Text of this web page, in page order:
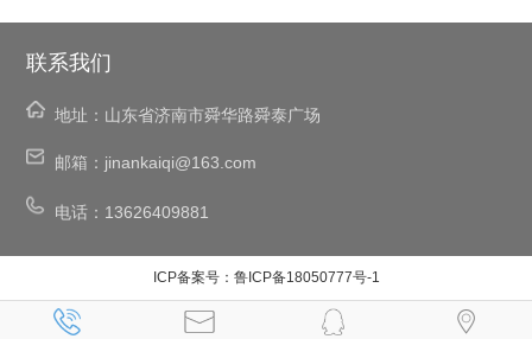
联系我们
地址： 山东省济南市舜华路舜泰广场
邮箱： jinankaiqi@163.com
电话： 13626409881
ICP备案号： 鲁ICP备18050777号-1